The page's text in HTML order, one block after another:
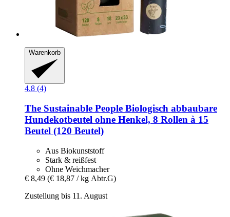
Warenkorb
4.8 (4)
The Sustainable People Biologisch abbaubare
Hundekotbeutel ohne Henkel, 8 Rollen à 15
Beutel (120 Beutel)
Aus Biokunststoff
Stark & reißfest
Ohne Weichmacher
€ 8,49 (€ 18,87 / kg Abtr.G)
Zustellung bis 11. August